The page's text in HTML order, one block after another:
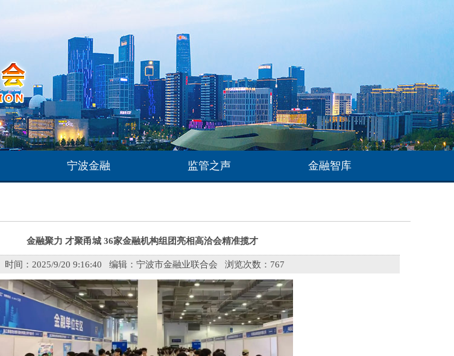
宁波金融 监管之声 金融智库
金融聚力 才聚甬城 36家金融机构组团亮相高洽会精准揽才
时间： 2025/9/20 9:16:40 编辑： 宁波市金融业联合会 浏览次数： 767